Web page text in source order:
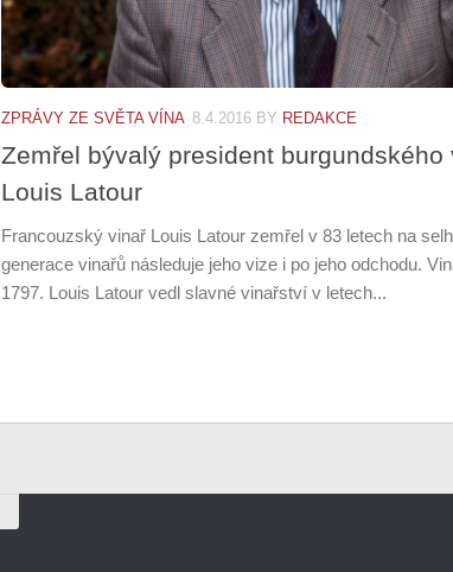
ZPRÁVY ZE SVĚTA VÍNA 8.4.2016 BY REDAKCE
Zemřel bývalý president
Louis Latour
Francouzský vinař Louis Latour zemřel v 83 letech na
generace vinařů následuje jeho vize i po jeho odchodu.
1797. Louis Latour vedl slavné vinařství v letech...